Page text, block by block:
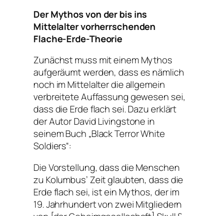
Der Mythos von der bis ins
Mittelalter vorherrschenden
Flache-Erde-Theorie
Zunächst muss mit einem Mythos
aufgeräumt werden, dass es nämlich
noch im Mittelalter die allgemein
verbreitete Auffassung gewesen sei,
dass die Erde flach sei. Dazu erklärt
der Autor David Livingstone in
seinem Buch „Black Terror White
Soldiers“:
Die Vorstellung, dass die Menschen
zu Kolumbus’ Zeit glaubten, dass die
Erde flach sei, ist ein Mythos, der im
19. Jahrhundert von zwei Mitgliedern